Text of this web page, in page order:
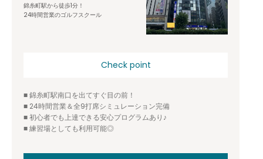
錦糸町駅から徒歩1分！
24時間営業のゴルフスクール
Check point
■ 錦糸町駅南口を出てすぐ目の前！
■ 24時間営業＆全9打席シミュレーション完備
■ 初心者でも上達できる安心プログラムあり♪
■ 練習場としても利用可能◎